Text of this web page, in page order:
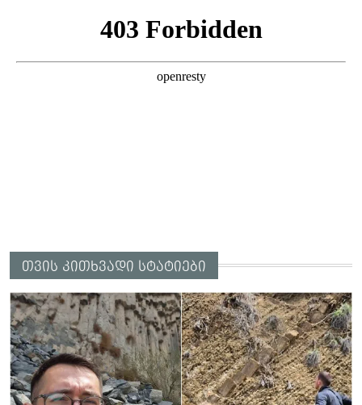
თვის კითხვადი სტატიები